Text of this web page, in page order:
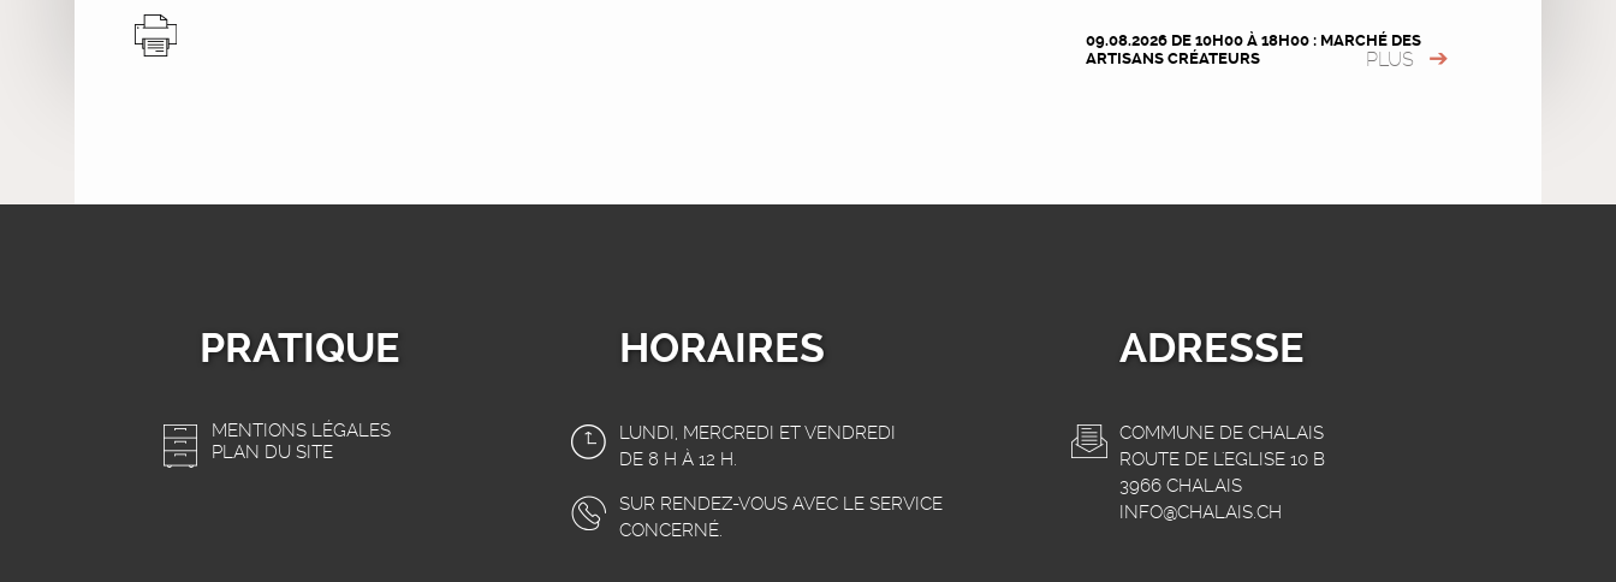
09.08.2026 DE 10H00 À 18H00 : MARCHÉ DES
ARTISANS CRÉATEURS
PLUS
PRATIQUE
MENTIONS LÉGALES
PLAN DU SITE
HORAIRES
LUNDI, MERCREDI ET VENDREDI
DE 8 H À 12 H.
SUR RENDEZ-VOUS AVEC LE SERVICE
CONCERNÉ.
ADRESSE
COMMUNE DE CHALAIS
ROUTE DE L'EGLISE 10 B
3966 CHALAIS
INFO@CHALAIS.CH